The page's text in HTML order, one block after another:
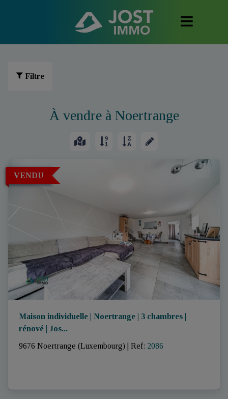
Filtre
À vendre à Noertrange
VENDU
Maison individuelle | Noertrange | 3 chambres |
rénové | Jos...
9676 Noertrange (Luxembourg)
Ref: 2086